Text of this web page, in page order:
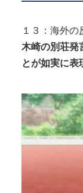
１３：海外の
木崎の別荘発
とが如実に表